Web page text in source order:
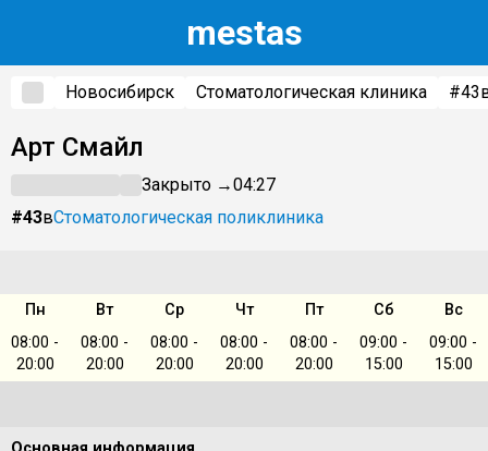
mestas
Новосибирск Стоматологическая клиника #43
Арт Смайл
Закрыто →04:27
#43вСтоматологическая поликлиника
Пн Вт Ср Чт Пт Сб
Вс
08:00 -
20:00
08:00 -
20:00
08:00 -
20:00
08:00 -
20:00
08:00 -
20:00
09:00 -
15:00
09:00 -
15:00